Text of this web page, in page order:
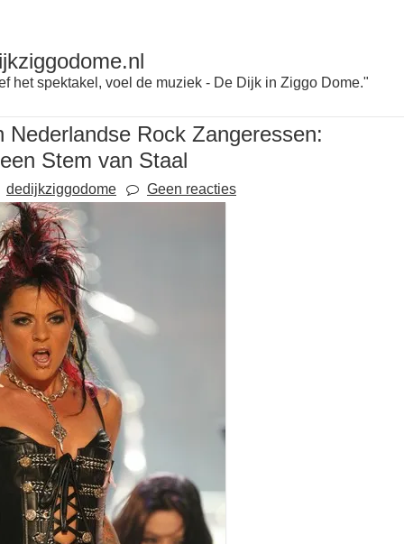
het spektakel, voel de muziek - De Dijk in Ziggo Dome."
Nederlandse Rock Zangeressen:
Stem van Staal
dedijkziggodome Geen reacties